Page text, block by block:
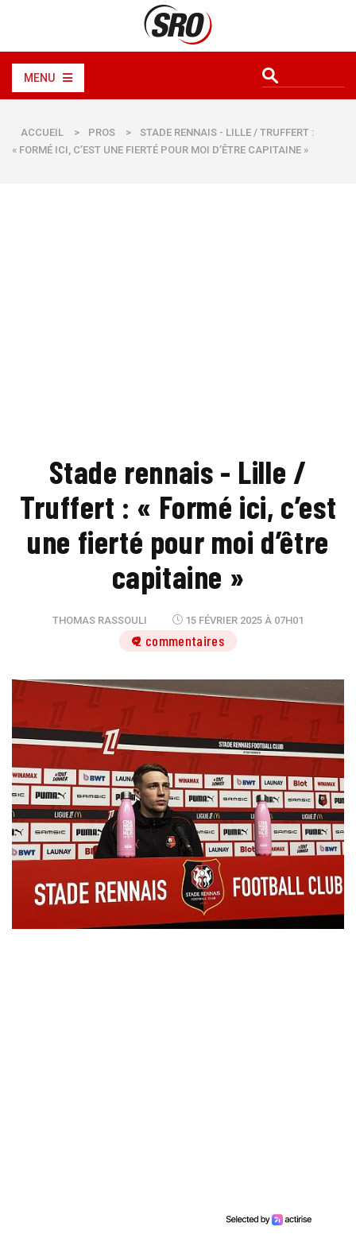
MENU
ACCUEIL > PROS >
STADE RENNAIS - LILLE / TRUFFERT :
« FORMÉ ICI, C’EST UNE FIERTÉ POUR MOI D’ÊTRE CAPITAINE »
Stade rennais - Lille /
Truffert : « Formé ici, c’est
une fierté pour moi d’être
capitaine »
THOMAS RASSOULI 15 FÉVRIER 2025 À 07H01
2 commentaires